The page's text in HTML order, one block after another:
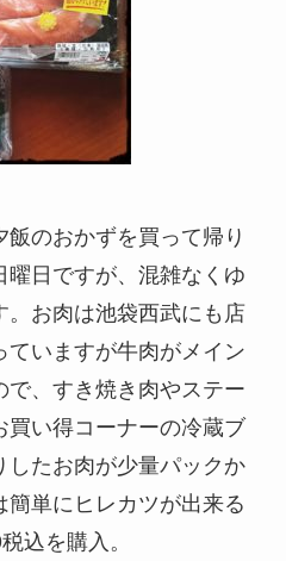
のおかずを買って帰り
曜日ですが、混雑なくゆ
。お肉は池袋西武にも店
ていますが牛肉がメイン
、すき焼き肉やステー
買い得コーナーの冷蔵ブ
したお肉が少量パックか
簡単にヒレカツが出来る
込を購入。